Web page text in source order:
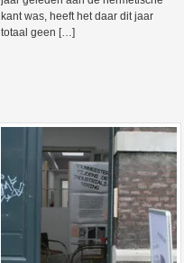
kant was, heeft het daar dit jaar
totaal geen […]